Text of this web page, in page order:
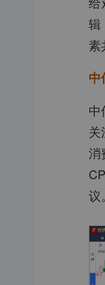
辑
素
中
中
关
消
议。